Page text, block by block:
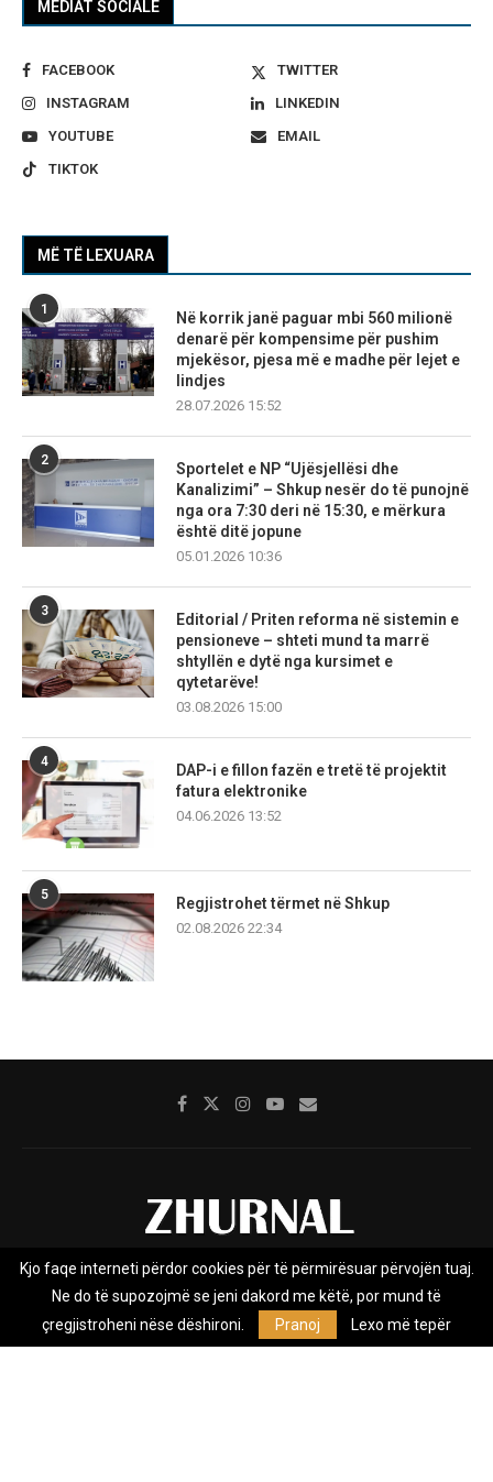
MEDIAT SOCIALE
FACEBOOK
TWITTER
INSTAGRAM
LINKEDIN
YOUTUBE
EMAIL
TIKTOK
MË TË LEXUARA
1
Në korrik janë paguar mbi 560 milionë
denarë për kompensime për pushim
mjekësor, pjesa më e madhe për lejet e
lindjes
28.07.2026 15:52
2
Sportelet e NP “Ujësjellësi dhe
Kanalizimi” – Shkup nesër do të punojnë
nga ora 7:30 deri në 15:30, e mërkura
është ditë jopune
05.01.2026 10:36
3
Editorial / Priten reforma në sistemin e
pensioneve – shteti mund ta marrë
shtyllën e dytë nga kursimet e
qytetarëve!
03.08.2026 15:00
4
DAP-i e fillon fazën e tretë të projektit
fatura elektronike
04.06.2026 13:52
5
Regjistrohet tërmet në Shkup
02.08.2026 22:34
Rreth nesh Impresumi Marketing
Privacy Policy
Zhurnal.mk është Agjenci e Lajmeve e pavarur, e themeluar në vitin
Kjo faqe interneti përdor cookies për të përmirësuar përvojën tuaj.
Ne do të supozojmë se jeni dakord me këtë, por mund të
çregjistroheni nëse dëshironi.
Pranoj Lexo më tepër